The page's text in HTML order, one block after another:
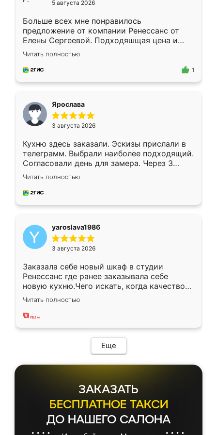
5 августа 2026
Больше всех мне понравилось
предложение от компании Ренессанс от
Елены Сергеевой. Подходяшщая цена и
короткие сроки изготовления. Приехавший
для замера сотрудник Владислав
предложил по моему эскизу самый
Читать полностью
1
Ярослава
3 августа 2026
Кухню здесь заказали. Эскизы прислали в
телеграмм. Выбрали наиболее подходящий.
Согласовали день для замера. Через 3
недели кухня была уже готова. Остались
довольны работой. Спасибо Ренессанс
мебель за качественную работу!
Читать полностью
yaroslava1986
3 августа 2026
Заказала себе новый шкаф в студии
Ренессанс где ранее заказывала себе
новую кухню.Чего искать, когда качеством
вполне довольна. Служит кухня уже почти
два года, нареканий нет.
Читать полностью
Еще
ЗАКАЗАТЬ
БЕСПЛАТНОЕ ТАКСИ
ДО НАШЕГО САЛОНА